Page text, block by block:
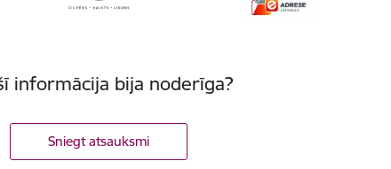
informācija bija noderīga?
Sniegt atsauksmi